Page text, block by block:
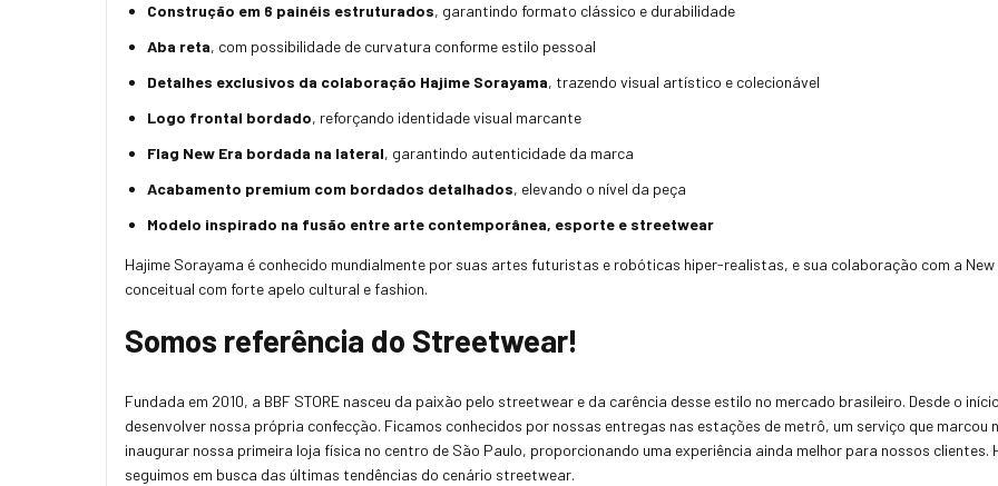
Construção em 6 painéis estruturados, garantindo formato clássico e durabilidade
Aba reta, com possibilidade de curvatura conforme estilo pessoal
Detalhes exclusivos da colaboração Hajime Sorayama, trazendo visual artístico e colecionável
Logo frontal bordado, reforçando identidade visual marcante
Flag New Era bordada na lateral, garantindo autenticidade da marca
Acabamento premium com bordados detalhados, elevando o nível da peça
Modelo inspirado na fusão entre arte contemporânea, esporte e streetwear
Hajime Sorayama é conhecido mundialmente por suas artes futuristas e robóticas hiper-realistas, e sua colaboração com a
conceitual com forte apelo cultural e fashion.
Somos referência do Streetwear!
Fundada em 2010, a BBF STORE nasceu da paixão pelo streetwear e da carência desse estilo no mercado brasileiro. Desde o
desenvolver nossa própria confecção. Ficamos conhecidos por nossas entregas nas estações de metrô, um serviço que
inaugurar nossa primeira loja física no centro de São Paulo, proporcionando uma experiência ainda melhor para nossos
seguimos em busca das últimas tendências do cenário streetwear.